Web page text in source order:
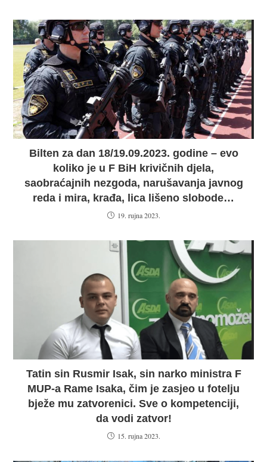
Bilten za dan 18/19.09.2023. godine – evo
koliko je u F BiH krivičnih djela,
saobraćajnih nezgoda, narušavanja javnog
reda i mira, krađa, lica lišeno slobode…
19. rujna 2023.
Tatin sin Rusmir Isak, sin narko ministra F
MUP-a Rame Isaka, čim je zasjeo u fotelju
bježe mu zatvorenici. Sve o kompetenciji,
da vodi zatvor!
15. rujna 2023.